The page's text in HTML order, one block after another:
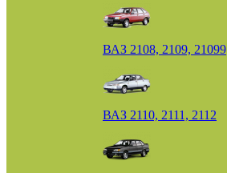
ВАЗ 2108, 2109, 21099
ВАЗ 2110, 2111, 2112